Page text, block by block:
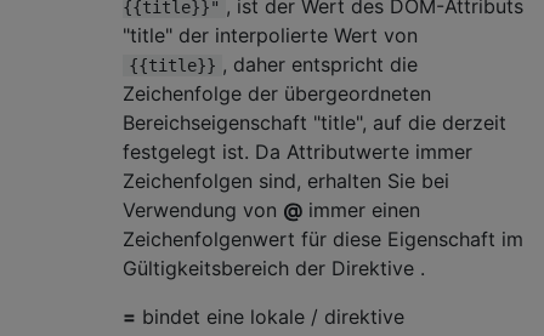
{{title}}" , ist der Wert des DOM-Attributs
"title" der interpolierte Wert von
{{title}} , daher entspricht die
Zeichenfolge der übergeordneten
Bereichseigenschaft "title", auf die derzeit
festgelegt ist. Da Attributwerte immer
Zeichenfolgen sind, erhalten Sie bei
Verwendung von @ immer einen
Zeichenfolgenwert für diese Eigenschaft im
Gültigkeitsbereich der Direktive .
= bindet eine lokale / direktive